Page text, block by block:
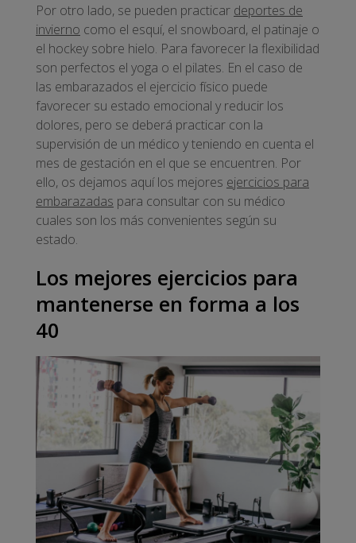
Por otro lado, se pueden practicar deportes de
invierno como el esquí, el snowboard, el patinaje o
el hockey sobre hielo. Para favorecer la flexibilidad
son perfectos el yoga o el pilates. En el caso de
las embarazados el ejercicio físico puede
favorecer su estado emocional y reducir los
dolores, pero se deberá practicar con la
supervisión de un médico y teniendo en cuenta el
mes de gestación en el que se encuentren. Por
ello, os dejamos aquí los mejores ejercicios para
embarazadas para consultar con su médico
cuales son los más convenientes según su
estado.
Los mejores ejercicios para
mantenerse en forma a los
40